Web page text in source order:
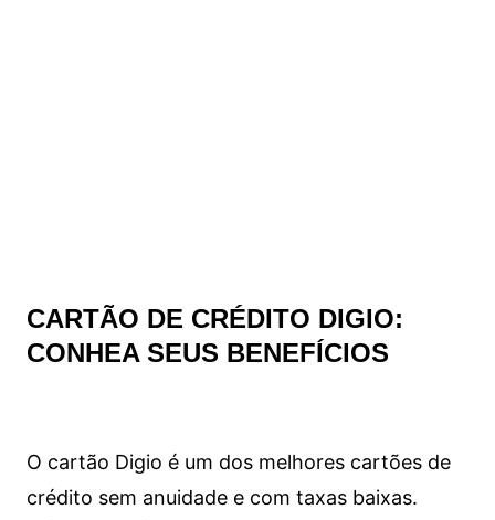
CARTÃO DE CRÉDITO DIGIO:
CONHEA SEUS BENEFÍCIOS
O cartão Digio é um dos melhores cartões de
crédito sem anuidade e com taxas baixas.